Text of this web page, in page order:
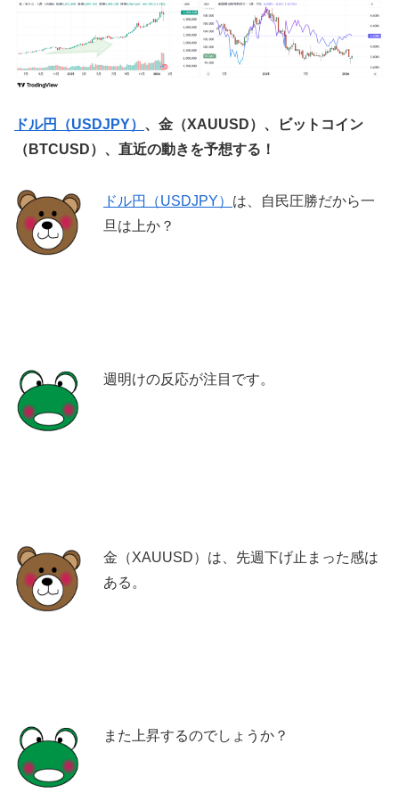
ドル円（USDJPY） 、金（XAUUSD）、ビットコイン
（BTCUSD）、直近の動きを予想する！
ドル円（USDJPY） は、自民圧勝だから一
旦は上か？
週明けの反応が注目です。
金（XAUUSD）は、先週下げ止まった感は
ある。
また上昇するのでしょうか？